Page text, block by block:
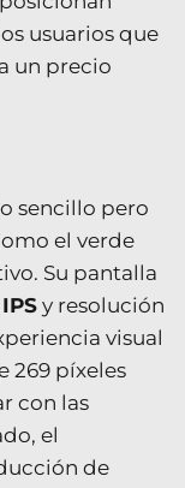
usuarios que
un precio
sencillo pero
el verde
Su pantalla
IPS y resolución
visual
269 píxeles
con las
el
de